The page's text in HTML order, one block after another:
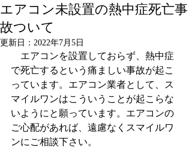
エアコン未設置の熱中症死亡事
故ついて
更新日： 2022年7月5日
エアコンを設置しておらず、熱中症
で死亡するという痛ましい事故が起こ
っています。エアコン業者として、ス
マイルワンはこういうことが起こらな
いようにと願っています。エアコンの
ご心配があれば、遠慮なくスマイルワ
ンにご相談下さい。